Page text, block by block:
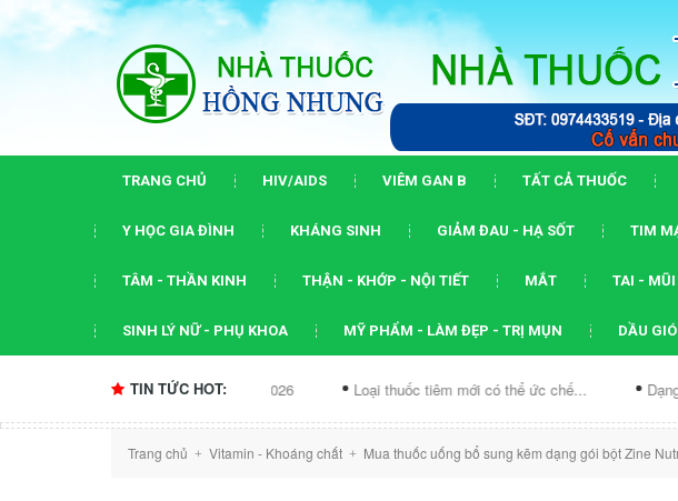
TRANG CHỦ HIV/AIDS VIÊM GAN B TẤT CẢ THUỐC
Y HỌC GIA ĐÌNH KHÁNG SINH GIẢM ĐAU - HẠ SỐT TIM
TÂM - THẦN KINH THẬN - KHỚP - NỘI TIẾT MẮT TAI -
SINH LÝ NỮ - PHỤ KHOA MỸ PHẨM - LÀM ĐẸP - TRỊ MỤN DẦU
TIN TỨC HOT:
dấu ấn của hội nghị CROI 2026 Loại thuốc tiêm mới có thể ức chế... Dạng ARV kết
Trang chủ + Vitamin - Khoáng chất + Mua thuốc uống bổ sung kẽm dạng gói bột Zine